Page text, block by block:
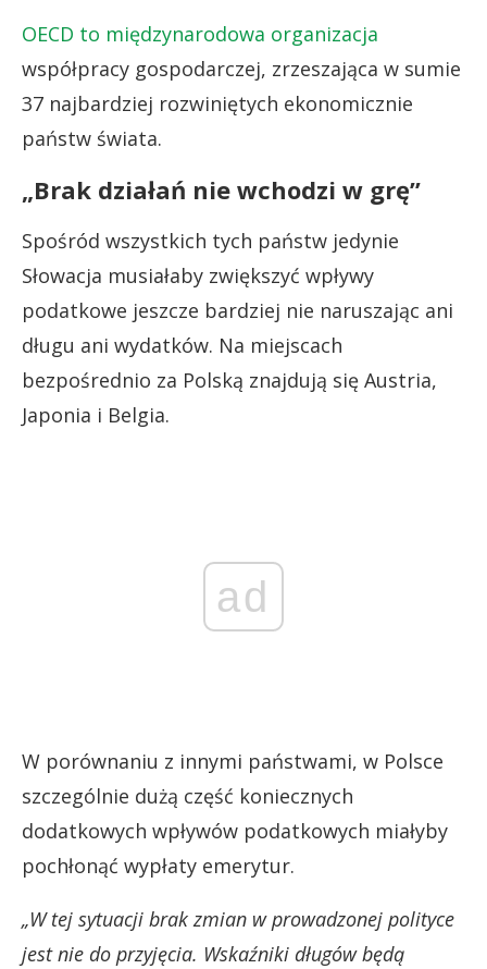
OECD to międzynarodowa organizacja
współpracy gospodarczej, zrzeszająca w sumie
37 najbardziej rozwiniętych ekonomicznie
państw świata.
„Brak działań nie wchodzi w grę”
Spośród wszystkich tych państw jedynie
Słowacja musiałaby zwiększyć wpływy
podatkowe jeszcze bardziej nie naruszając ani
długu ani wydatków. Na miejscach
bezpośrednio za Polską znajdują się Austria,
Japonia i Belgia.
ad
W porównaniu z innymi państwami, w Polsce
szczególnie dużą część koniecznych
dodatkowych wpływów podatkowych miałyby
pochłonąć wypłaty emerytur.
„W tej sytuacji brak zmian w prowadzonej polityce
jest nie do przyjęcia. Wskaźniki długów będą